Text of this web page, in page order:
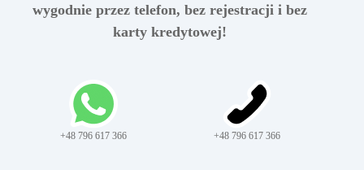
wygodnie przez telefon, bez rejestracji i bez
karty kredytowej!
+48 796 617 366 +48 796 617 366